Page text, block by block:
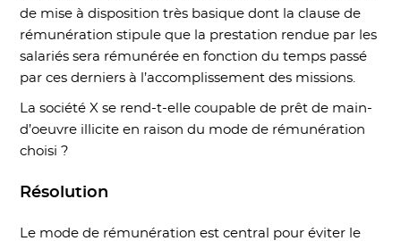
de mise à disposition très basique dont la clause de
rémunération stipule que la prestation rendue par les
salariés sera rémunérée en fonction du temps passé
par ces derniers à l’accomplissement des missions.
La société X se rend-t-elle coupable de prêt de main-
d’oeuvre illicite en raison du mode de rémunération
choisi ?
Résolution
Le mode de rémunération est central pour éviter le